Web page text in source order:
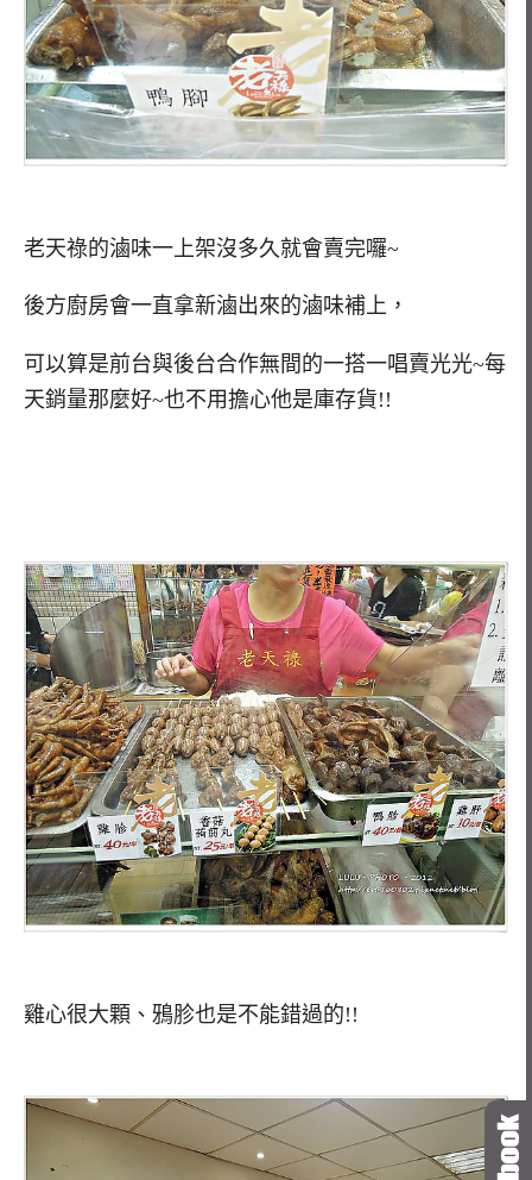
老天祿的滷味一上架沒多久就會賣完囉~
後方廚房會一直拿新滷出來的滷味補上，
可以算是前台與後台合作無間的一搭一唱賣光光~每
天銷量那麼好~也不用擔心他是庫存貨!!
雞心很大顆、鴉胗也是不能錯過的!!